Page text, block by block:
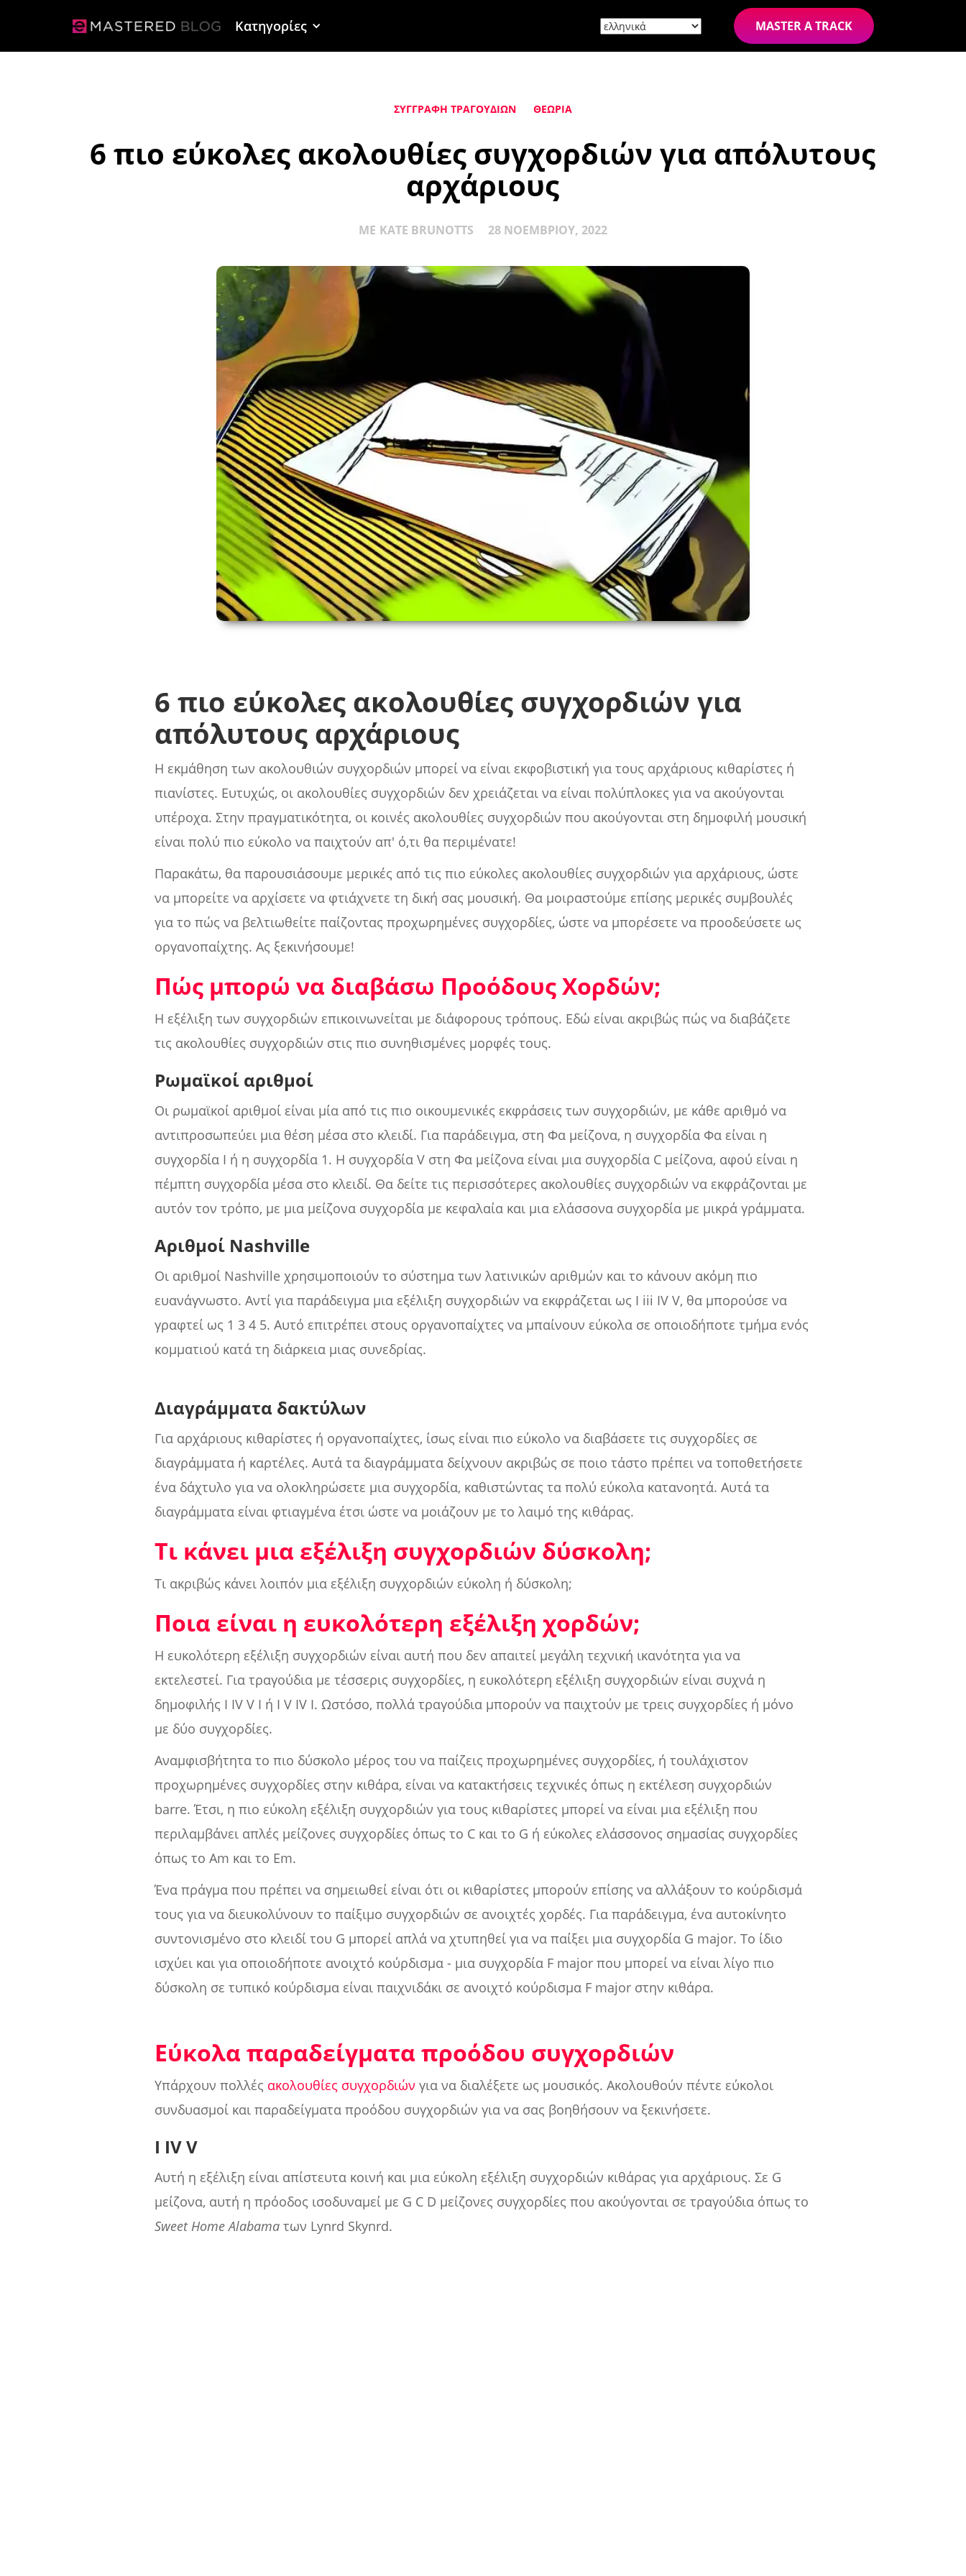
Κατηγορίες MASTER A TRACK
ΣΥΓΓΡΑΦΉ ΤΡΑΓΟΥΔΙΏΝ ΘΕΩΡΊΑ
6 πιο εύκολες ακολουθίες συγχορδιών για απόλυτους
αρχάριους
ΜΕ KATE BRUNOTTS 28 ΝΟΕΜΒΡΊΟΥ, 2022
6 πιο εύκολες ακολουθίες συγχορδιών για
απόλυτους αρχάριους
Η εκμάθηση των ακολουθιών συγχορδιών μπορεί να είναι εκφοβιστική για τους αρχάριους κιθαρίστες ή
πιανίστες. Ευτυχώς, οι ακολουθίες συγχορδιών δεν χρειάζεται να είναι πολύπλοκες για να ακούγονται
υπέροχα. Στην πραγματικότητα, οι κοινές ακολουθίες συγχορδιών που ακούγονται στη δημοφιλή μουσική
είναι πολύ πιο εύκολο να παιχτούν απ' ό,τι θα περιμένατε!
Παρακάτω, θα παρουσιάσουμε μερικές από τις πιο εύκολες ακολουθίες συγχορδιών για αρχάριους, ώστε
να μπορείτε να αρχίσετε να φτιάχνετε τη δική σας μουσική. Θα μοιραστούμε επίσης μερικές συμβουλές
για το πώς να βελτιωθείτε παίζοντας προχωρημένες συγχορδίες, ώστε να μπορέσετε να προοδεύσετε ως
οργανοπαίχτης. Ας ξεκινήσουμε!
Πώς μπορώ να διαβάσω Προόδους Χορδών;
Η εξέλιξη των συγχορδιών επικοινωνείται με διάφορους τρόπους. Εδώ είναι ακριβώς πώς να διαβάζετε
τις ακολουθίες συγχορδιών στις πιο συνηθισμένες μορφές τους.
Ρωμαϊκοί αριθμοί
Οι ρωμαϊκοί αριθμοί είναι μία από τις πιο οικουμενικές εκφράσεις των συγχορδιών, με κάθε αριθμό να
αντιπροσωπεύει μια θέση μέσα στο κλειδί. Για παράδειγμα, στη Φα μείζονα, η συγχορδία Φα είναι η
συγχορδία Ι ή η συγχορδία 1. Η συγχορδία V στη Φα μείζονα είναι μια συγχορδία C μείζονα, αφού είναι η
πέμπτη συγχορδία μέσα στο κλειδί. Θα δείτε τις περισσότερες ακολουθίες συγχορδιών να εκφράζονται με
αυτόν τον τρόπο, με μια μείζονα συγχορδία με κεφαλαία και μια ελάσσονα συγχορδία με μικρά γράμματα.
Αριθμοί Nashville
Οι αριθμοί Nashville χρησιμοποιούν το σύστημα των λατινικών αριθμών και το κάνουν ακόμη πιο
ευανάγνωστο. Αντί για παράδειγμα μια εξέλιξη συγχορδιών να εκφράζεται ως I iii IV V, θα μπορούσε να
γραφτεί ως 1 3 4 5. Αυτό επιτρέπει στους οργανοπαίχτες να μπαίνουν εύκολα σε οποιοδήποτε τμήμα ενός
κομματιού κατά τη διάρκεια μιας συνεδρίας.
Διαγράμματα δακτύλων
Για αρχάριους κιθαρίστες ή οργανοπαίχτες, ίσως είναι πιο εύκολο να διαβάσετε τις συγχορδίες σε
διαγράμματα ή καρτέλες. Αυτά τα διαγράμματα δείχνουν ακριβώς σε ποιο τάστο πρέπει να τοποθετήσετε
ένα δάχτυλο για να ολοκληρώσετε μια συγχορδία, καθιστώντας τα πολύ εύκολα κατανοητά. Αυτά τα
διαγράμματα είναι φτιαγμένα έτσι ώστε να μοιάζουν με το λαιμό της κιθάρας.
Τι κάνει μια εξέλιξη συγχορδιών δύσκολη;
Τι ακριβώς κάνει λοιπόν μια εξέλιξη συγχορδιών εύκολη ή δύσκολη;
Ποια είναι η ευκολότερη εξέλιξη χορδών;
Η ευκολότερη εξέλιξη συγχορδιών είναι αυτή που δεν απαιτεί μεγάλη τεχνική ικανότητα για να
εκτελεστεί. Για τραγούδια με τέσσερις συγχορδίες, η ευκολότερη εξέλιξη συγχορδιών είναι συχνά η
δημοφιλής I IV V I ή I V IV I. Ωστόσο, πολλά τραγούδια μπορούν να παιχτούν με τρεις συγχορδίες ή μόνο
με δύο συγχορδίες.
Αναμφισβήτητα το πιο δύσκολο μέρος του να παίζεις προχωρημένες συγχορδίες, ή τουλάχιστον
προχωρημένες συγχορδίες στην κιθάρα, είναι να κατακτήσεις τεχνικές όπως η εκτέλεση συγχορδιών
barre. Έτσι, η πιο εύκολη εξέλιξη συγχορδιών για τους κιθαρίστες μπορεί να είναι μια εξέλιξη που
περιλαμβάνει απλές μείζονες συγχορδίες όπως το C και το G ή εύκολες ελάσσονος σημασίας συγχορδίες
όπως το Am και το Em.
Ένα πράγμα που πρέπει να σημειωθεί είναι ότι οι κιθαρίστες μπορούν επίσης να αλλάξουν το κούρδισμά
τους για να διευκολύνουν το παίξιμο συγχορδιών σε ανοιχτές χορδές. Για παράδειγμα, ένα αυτοκίνητο
συντονισμένο στο κλειδί του G μπορεί απλά να χτυπηθεί για να παίξει μια συγχορδία G major. Το ίδιο
ισχύει και για οποιοδήποτε ανοιχτό κούρδισμα - μια συγχορδία F major που μπορεί να είναι λίγο πιο
δύσκολη σε τυπικό κούρδισμα είναι παιχνιδάκι σε ανοιχτό κούρδισμα F major στην κιθάρα.
Εύκολα παραδείγματα προόδου συγχορδιών
Υπάρχουν πολλές ακολουθίες συγχορδιών για να διαλέξετε ως μουσικός. Ακολουθούν πέντε εύκολοι
συνδυασμοί και παραδείγματα προόδου συγχορδιών για να σας βοηθήσουν να ξεκινήσετε.
I IV V
Αυτή η εξέλιξη είναι απίστευτα κοινή και μια εύκολη εξέλιξη συγχορδιών κιθάρας για αρχάριους. Σε G
μείζονα, αυτή η πρόοδος ισοδυναμεί με G C D μείζονες συγχορδίες που ακούγονται σε τραγούδια όπως το
Sweet Home Alabama των Lynrd Skynrd.